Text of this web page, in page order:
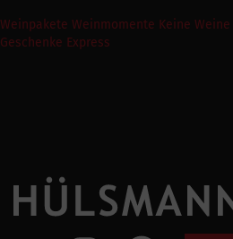
Weinpakete Weinmomente Keine Weine
Geschenke Express